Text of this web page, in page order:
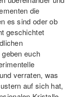
die
es sind oder ob
geschichtet
euch
verraten, was
auf sich hat,